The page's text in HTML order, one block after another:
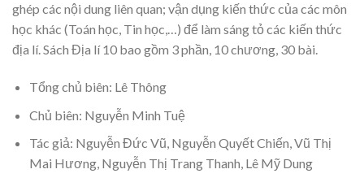
ghép các nội dung liên quan; vận dụng kiến thức của các môn
học khác (Toán học, Tin học,…) để làm sáng tỏ các kiến thức
địa lí. Sách Địa lí 10 bao gồm 3 phần, 10 chương, 30 bài.
Tổng chủ biên: Lê Thông
Chủ biên: Nguyễn Minh Tuệ
Tác giả: Nguyễn Đức Vũ, Nguyễn Quyết Chiến, Vũ Thị
Mai Hương, Nguyễn Thị Trang Thanh, Lê Mỹ Dung